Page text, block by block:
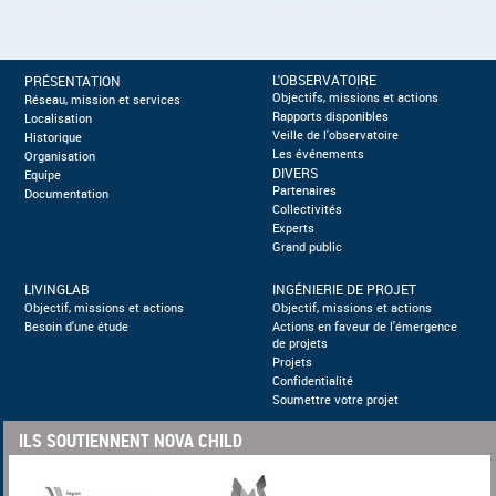
réponses d'Arnaud Drazek, co-
fondateur d'Holy Bird, à nos 4
PRÉSENTATION
Réseau, mission et services
Localisation
Historique
Organisation
Equipe
Documentation
L'OBSERVATOIRE
Objectifs, missions et actions
Rapports disponibles
Veille de l'observatoire
Les événements
DIVERS
Partenaires
Collectivités
Experts
Grand public
LIVINGLAB
Objectif, missions et actions
Besoin d'une étude
INGÉNIERIE DE PROJET
Objectif, missions et actions
Actions en faveur de l'émergence
de projets
Projets
Confidentialité
Soumettre votre projet
ILS SOUTIENNENT NOVA CHILD